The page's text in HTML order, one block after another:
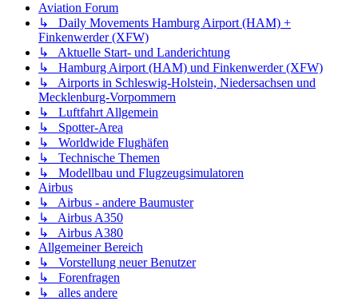
Aviation Forum
↳ Daily Movements Hamburg Airport (HAM) +
Finkenwerder (XFW)
↳ Aktuelle Start- und Landerichtung
↳ Hamburg Airport (HAM) und Finkenwerder (XFW)
↳ Airports in Schleswig-Holstein, Niedersachsen und
Mecklenburg-Vorpommern
↳ Luftfahrt Allgemein
↳ Spotter-Area
↳ Worldwide Flughäfen
↳ Technische Themen
↳ Modellbau und Flugzeugsimulatoren
Airbus
↳ Airbus - andere Baumuster
↳ Airbus A350
↳ Airbus A380
Allgemeiner Bereich
↳ Vorstellung neuer Benutzer
↳ Forenfragen
↳ alles andere